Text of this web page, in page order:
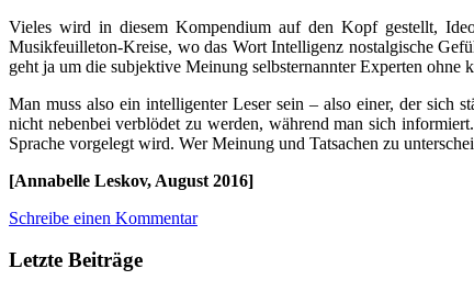
Vieles wird in diesem Kompendium auf den Kopf gestellt,
Musikfeuilleton-Kreise, wo das Wort Intelligenz nostalgische
geht ja um die subjektive Meinung selbsternannter Experten
Man muss also ein intelligenter Leser sein – also einer, der sich
nicht nebenbei verblödet zu werden, während man sich
Sprache vorgelegt wird. Wer Meinung und Tatsachen zu
[Annabelle Leskov, August 2016]
Schreibe einen Kommentar
Letzte Beiträge